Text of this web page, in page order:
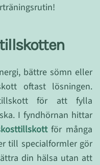
bättre sömn eller
oftast lösningen.
för att fylla
I fyndhörnan hittar
för många
till specialformler gör
din hälsa utan att